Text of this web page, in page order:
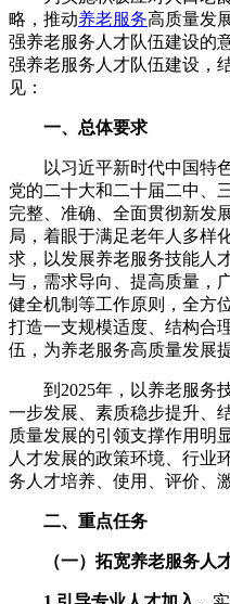
略，推动养老服务高质量发
强养老服务人才队伍建设的
强养老服务人才队伍建设，
见：
一、总体要求
以习近平新时代中国特色
党的二十大和二十届二中、
完整、准确、全面贯彻新发
局，着眼于满足老年人多样
求，以发展养老服务技能人
与，需求导向、提高质量，
健全机制等工作原则，全方
打造一支规模适度、结构合
伍，为养老服务高质量发展
到2025年，以养老服务
一步发展、素质稳步提升、
质量发展的引领支撑作用明
人才发展的政策环境、行业
务人才培养、使用、评价、
二、重点任务
（一）拓宽养老服务人才